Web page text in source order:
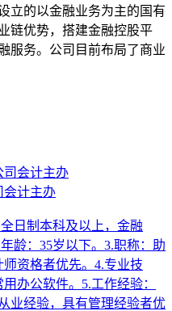
立的以金融业务为主的国有
链优势，搭建金融控股平
服务。公司目前布局了商业
会计主办
日制本科及以上，金融
龄：35岁以下。3.职称：助
资格者优先。4.专业技
办公软件。5.工作经验：
业经验，具有管理经验者优